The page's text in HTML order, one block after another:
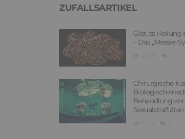
ZUFALLSARTIKEL
Gibt es Heilung
– Das „Messie-
Chirurgische
Biologisch-
Behandlung von